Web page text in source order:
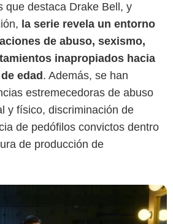
que destaca Drake Bell, y
la serie revela un entorno
de abuso, sexismo,
inapropiados hacia
edad . Además, se han
estremecedoras de abuso
y físico, discriminación de
de pedófilos convictos dentro
de producción de
Max